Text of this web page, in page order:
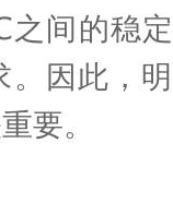
间的稳
。因此，
要。